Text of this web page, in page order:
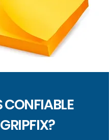
CONFIABLE
GRIPFIX?